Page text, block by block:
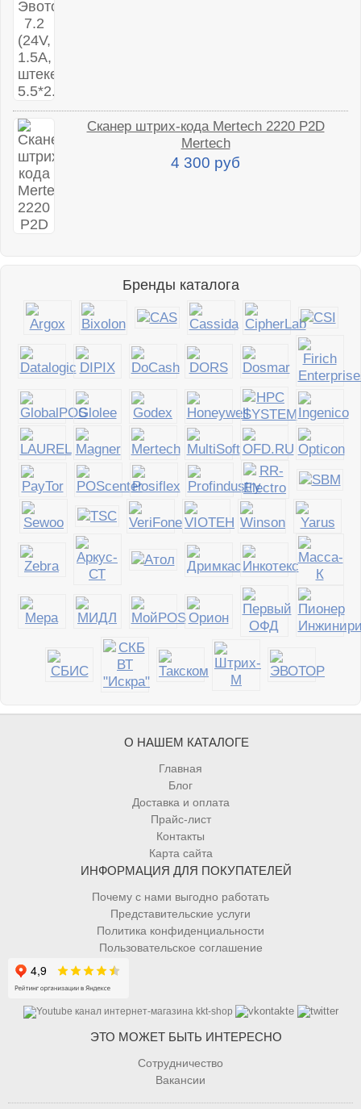
Сканер штрих-кода Mertech 2220 P2D
Mertech
4 300 руб
Бренды каталога
О НАШЕМ КАТАЛОГЕ
Главная
Блог
Доставка и оплата
Прайс-лист
Контакты
Карта сайта
ИНФОРМАЦИЯ ДЛЯ ПОКУПАТЕЛЕЙ
Почему с нами выгодно работать
Представительские услуги
Политика конфиденциальности
Пользовательское соглашение
ЭТО МОЖЕТ БЫТЬ ИНТЕРЕСНО
Сотрудничество
Вакансии